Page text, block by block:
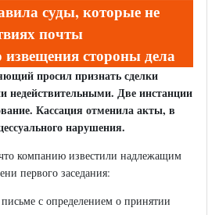
суды, которые не
почты
стороны дела
просил признать сделки
недействительными. Две инстанции
Кассация отменила акты, в
нарушения.
компанию известили надлежащим
первого заседания:
с определением о принятии